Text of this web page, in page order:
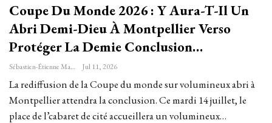
Coupe Du Monde 2026 : Y Aura-T-Il Un
Abri Demi-Dieu À Montpellier Verso
Protéger La Demie Conclusion…
Sébastien-Étienne Marechal Jul 11, 2026
La rediffusion de la Coupe du monde sur volumineux abri à
Montpellier attendra la conclusion. Ce mardi 14 juillet, le
place de l’cabaret de cité accueillera un volumineux…